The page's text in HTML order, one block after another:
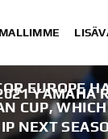
MALLIMME
YAMAHA
EUROPE
CUP,
NEXT